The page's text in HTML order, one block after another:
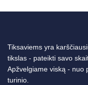
Tiksaviems yra
tikslas - pateikti savo
Apžvelgiame viską - nuo
turinio.